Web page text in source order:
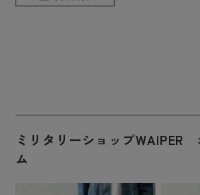
ミリタリーショップWAIPER
ム